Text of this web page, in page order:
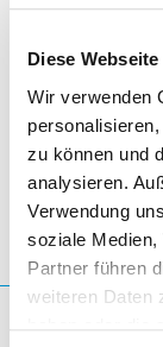
Diese
Wir verwenden
zu können und
analysieren.
Verwendung
soziale Medien,
Partner führen
weiteren Daten
Paris -